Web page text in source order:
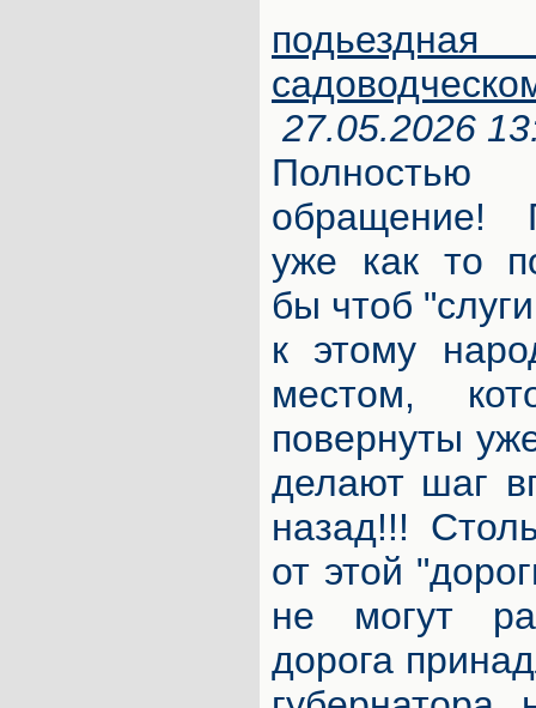
27.05.2026
Полностью
обращение!
уже как то
бы чтоб
к этому
местом,
повернуты
делают шаг
назад!!!
от этой
не могут
дорога